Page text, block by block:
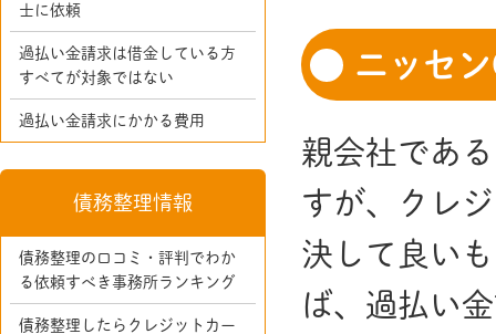
ニッセ
親会社であ
すが、クレ
決して良い
ば、過払い
士に依頼
過払い金請求は借金している方
すべてが対象ではない
過払い金請求にかかる費用
債務整理情報
債務整理の口コミ・評判でわか
る依頼すべき事務所ランキング
債務整理したらクレジットカー